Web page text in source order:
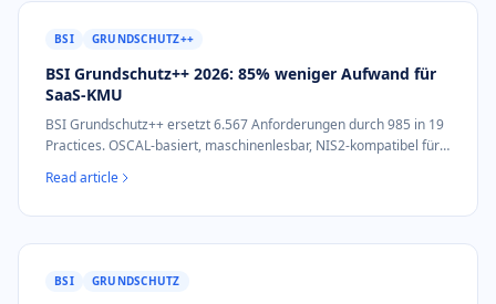
BSI GRUNDSCHUTZ++
BSI Grundschutz++ 2026: 85% weniger Aufwand für
SaaS-KMU
BSI Grundschutz++ ersetzt 6.567 Anforderungen durch 985 in 19
Practices. OSCAL-basiert, maschinenlesbar, NIS2-kompatibel für
Read article
BSI GRUNDSCHUTZ